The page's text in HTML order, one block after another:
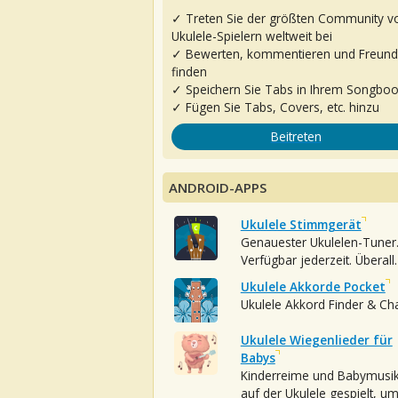
✓ Treten Sie der größten Community
Ukulele-Spielern weltweit bei
✓ Bewerten, kommentieren und
finden
✓ Speichern Sie Tabs in Ihrem
✓ Fügen Sie Tabs, Covers, etc. hinzu
Beitreten
ANDROID-APPS
Ukulele Stimmgerät
Genauester Ukulelen-Tuner.
Verfügbar jederzeit. Überall.
Ukulele Akkorde Pocket
Ukulele Akkord Finder &
Ukulele Wiegenlieder für
Babys
Kinderreime und
auf der Ukulele gespielt, um